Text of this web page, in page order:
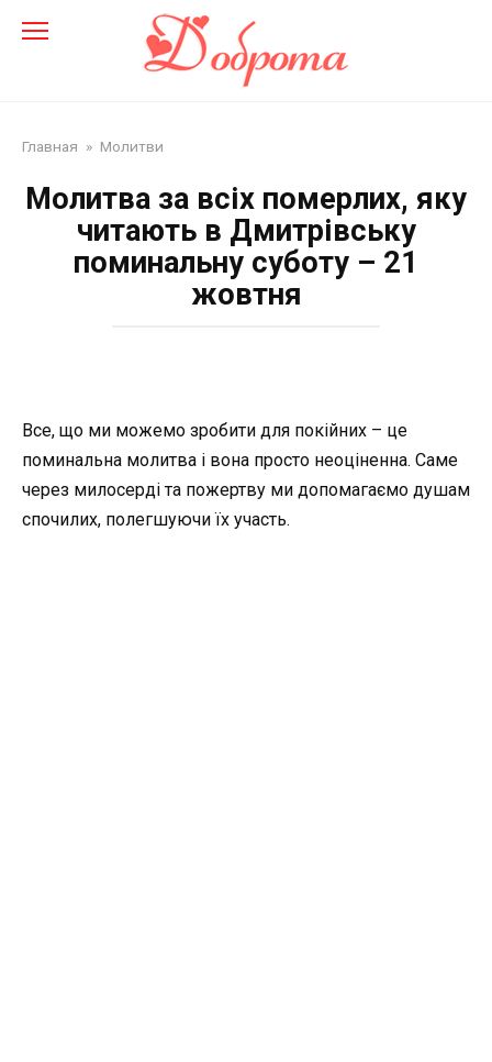
Главная » Молитви
Молитва за всіх померлих, яку
читають в Дмитрівську
поминальну суботу – 21
жовтня
Все, що ми можемо зробити для покійних – це
поминальна молитва і вона просто неоціненна. Саме
через милосерді та пожертву ми допомагаємо душам
спочилих, полегшуючи їх участь.